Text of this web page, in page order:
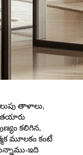
తాళాలు,
తయారు
కలిగిన,
మూలకం కంటే
ఇది